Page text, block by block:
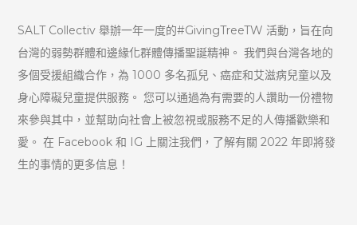
SALT Collectiv 舉辦一年一度的#GivingTreeTW 活動，旨在向
台灣的弱勢群體和邊緣化群體傳播聖誕精神。 我們與台灣各地的
多個受援組織合作，為 1000 多名孤兒、癌症和艾滋病兒童以及
身心障礙兒童提供服務。 您可以通過為有需要的人讚助一份禮物
來參與其中，並幫助向社會上被忽視或服務不足的人傳播歡樂和
愛。 在 Facebook 和 IG 上關注我們，了解有關 2022 年即將發
生的事情的更多信息！